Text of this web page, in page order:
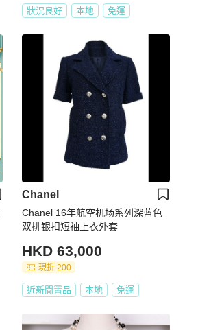
狀況良好 本地 免運
Chanel
Chanel 16年航空机场系列深蓝色
双排银扣短袖上衣外套
HKD 63,000
現折 200
近新閒置品 本地 免運